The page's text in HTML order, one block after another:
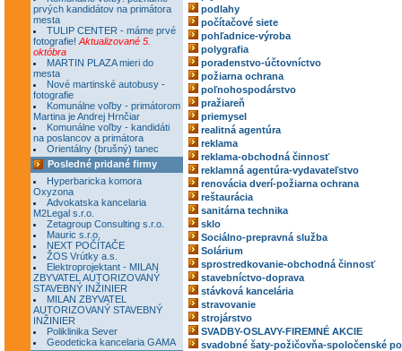
prvých kandidátov na primátora
mesta
TULIP CENTER - máme prvé
fotografie! Aktualizované 5.
októbra
MARTIN PLAZA mieri do
mesta
Nové martinské autobusy -
fotografie
Komunálne voľby - primátorom
Martina je Andrej Hrnčiar
Komunálne voľby - kandidáti
na poslancov a primátora
Orientálny (brušný) tanec
Posledné pridané firmy
Hyperbaricka komora
Oxyzona
Advokatska kancelaria
M2Legal s.r.o.
Zetagroup Consulting s.r.o.
Mauric s.r.o.
NEXT POČÍTAČE
ŽOS Vrútky a.s.
Elektroprojektant - MILAN
ZBYVATEL AUTORIZOVANÝ
STAVEBNÝ INŽINIER
MILAN ZBYVATEL
AUTORIZOVANÝ STAVEBNÝ
INŽINIER
Poliklinika Sever
Geodeticka kancelaria GAMA
podlahy
počítačové siete
pohľadnice-výroba
polygrafia
poradenstvo-účtovníctvo
požiarna ochrana
poľnohospodárstvo
pražiareň
priemysel
realitná agentúra
reklama
reklama-obchodná činnosť
reklamná agentúra-vydavateľstvo
renovácia dverí-požiarna ochrana
reštaurácia
sanitárna technika
sklo
Sociálno-prepravná služba
Solárium
sprostredkovanie-obchodná činnosť
stavebníctvo-doprava
stávková kancelária
stravovanie
strojárstvo
SVADBY-OSLAVY-FIREMNÉ AKCIE
svadobné šaty-požičovňa-spoločenské